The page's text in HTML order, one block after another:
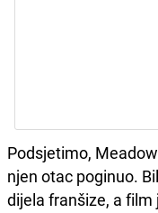
Podsjetimo,
njen otac poginuo.
dijela franšize, a